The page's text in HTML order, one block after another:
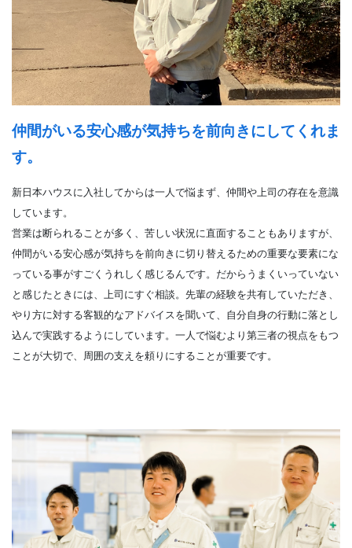
仲間がいる安心感が気持ちを前向きにしてくれま
す。
新日本ハウスに入社してからは一人で悩まず、仲間や上司の存在を意識
しています。
営業は断られることが多く、苦しい状況に直面することもありますが、
仲間がいる安心感が気持ちを前向きに切り替えるための重要な要素にな
っている事がすごくうれしく感じるんです。だからうまくいっていない
と感じたときには、上司にすぐ相談。先輩の経験を共有していただき、
やり方に対する客観的なアドバイスを聞いて、自分自身の行動に落とし
込んで実践するようにしています。一人で悩むより第三者の視点をもつ
ことが大切で、周囲の支えを頼りにすることが重要です。